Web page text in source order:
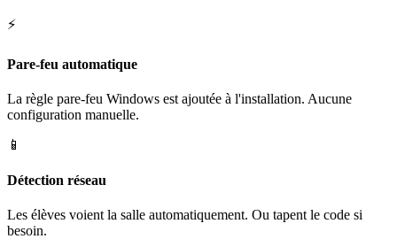
⚡
Pare-feu automatique
La règle pare-feu Windows est ajoutée à l'installation. Aucune
configuration manuelle.
📱
Détection réseau
Les élèves voient la salle automatiquement. Ou tapent le code si
besoin.